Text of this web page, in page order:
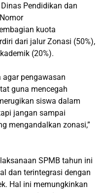
Pendidikan dan
kuota
dari jalur Zonasi (50%),
(20%).
pengawasan
guna mencegah
siswa dalam
jangan sampai
mengandalkan zonasi,”
SPMB tahun ini
dan terintegrasi dengan
Hal ini memungkinkan